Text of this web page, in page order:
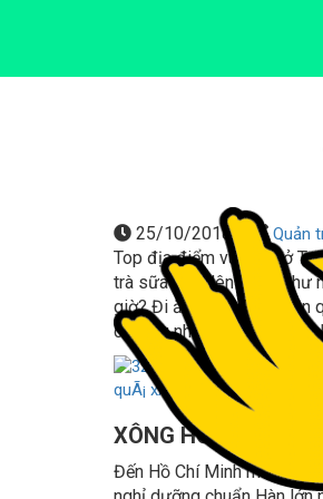
25/10/2018 Quản
Top địa điểm vui chơi ở Tp
trà sữa mọc lên nhiều như
giờ? Đi ăn uống hoài chán
chuộng nhất hiện nay bạn
XÔNG HƠI JJIM JIL
Đến Hồ Chí Minh mà chưa